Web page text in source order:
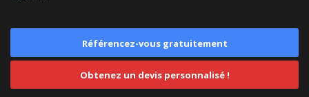
Référencez-vous gratuitement
Obtenez un devis personnalisé !